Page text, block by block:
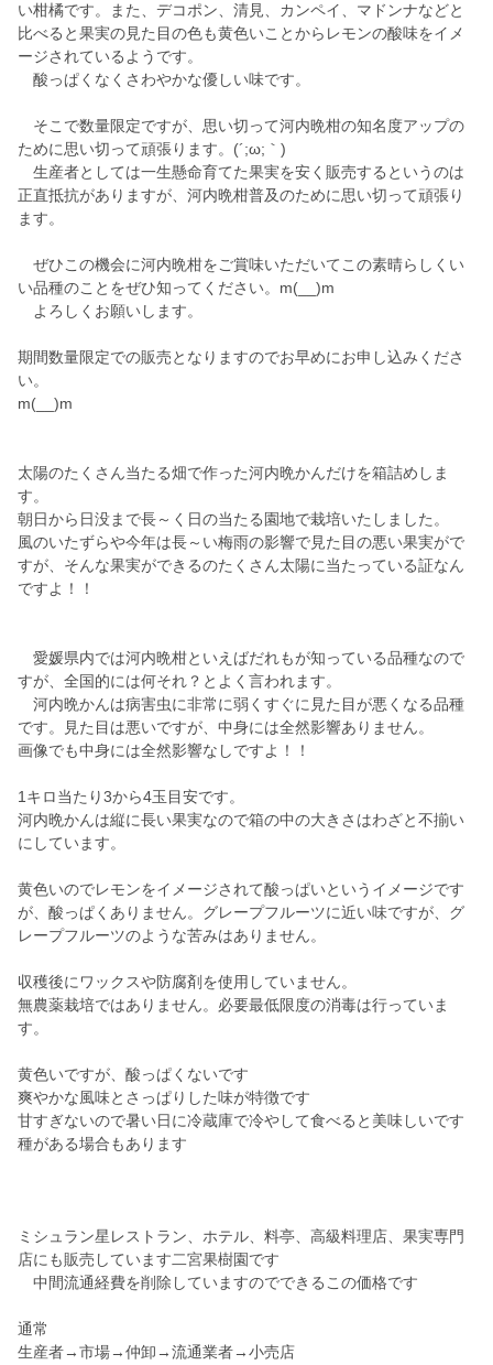
い柑橘です。また、デコポン、清見、カンペイ、マドンナなどと
比べると果実の見た目の色も黄色いことからレモンの酸味をイメ
ージされているようです。
酸っぱくなくさわやかな優しい味です。
そこで数量限定ですが、思い切って河内晩柑の知名度アップの
ために思い切って頑張ります。(´;ω;｀)
生産者としては一生懸命育てた果実を安く販売するというのは
正直抵抗がありますが、河内晩柑普及のために思い切って頑張り
ます。
ぜひこの機会に河内晩柑をご賞味いただいてこの素晴らしくい
い品種のことをぜひ知ってください。m(__)m
よろしくお願いします。
期間数量限定での販売となりますのでお早めにお申し込みくださ
い。
m(__)m
太陽のたくさん当たる畑で作った河内晩かんだけを箱詰めしま
す。
朝日から日没まで長～く日の当たる園地で栽培いたしました。
風のいたずらや今年は長～い梅雨の影響で見た目の悪い果実がで
すが、そんな果実ができるのたくさん太陽に当たっている証なん
ですよ！！
愛媛県内では河内晩柑といえばだれもが知っている品種なので
すが、全国的には何それ？とよく言われます。
河内晩かんは病害虫に非常に弱くすぐに見た目が悪くなる品種
です。見た目は悪いですが、中身には全然影響ありません。
画像でも中身には全然影響なしですよ！！
1キロ当たり3から4玉目安です。
河内晩かんは縦に長い果実なので箱の中の大きさはわざと不揃い
にしています。
黄色いのでレモンをイメージされて酸っぱいというイメージです
が、酸っぱくありません。グレープフルーツに近い味ですが、グ
レープフルーツのような苦みはありません。
収穫後にワックスや防腐剤を使用していません。
無農薬栽培ではありません。必要最低限度の消毒は行っていま
す。
黄色いですが、酸っぱくないです
爽やかな風味とさっぱりした味が特徴です
甘すぎないので暑い日に冷蔵庫で冷やして食べると美味しいです
種がある場合もあります
ミシュラン星レストラン、ホテル、料亭、高級料理店、果実専門
店にも販売しています二宮果樹園です
中間流通経費を削除していますのでできるこの価格です
通常
生産者→市場→仲卸→流通業者→小売店